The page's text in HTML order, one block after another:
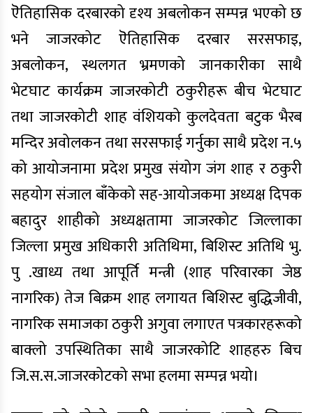
ऎतिहासिक दरबारको दृश्य अबलोकन सम्पन्न भएको छ
भने जाजरकोट ऎतिहासिक दरबार सरसफाइ,
अबलोकन, स्थलगत भ्रमणको जानकारीका साथै
भेटघाट कार्यक्रम जाजरकोटी ठकुरीहरू बीच भेटघाट
तथा जाजरकोटी शाह वंशियको कुलदेवता बटुक भैरब
मन्दिर अवोलकन तथा सरसफाई गर्नुका साथै प्रदेश न.५
को आयोजनामा प्रदेश प्रमुख संयोग जंग शाह र ठकुरी
सहयोग संजाल बाँकेको सह-आयोजकमा अध्यक्ष दिपक
बहादुर शाहीको अध्यक्षतामा जाजरकोट जिल्लाका
जिल्ला प्रमुख अधिकारी अतिथिमा, बिशिस्ट अतिथि भु.
पु .खाध्य तथा आपूर्ति मन्त्री (शाह परिवारका जेष्ठ
नागरिक) तेज बिक्रम शाह लगायत बिशिस्ट बुद्धिजीवी,
नागरिक समाजका ठकुरी अगुवा लगाएत पत्रकारहरूको
बाक्लो उपस्थितिका साथै जाजरकोटि शाहहरु बिच
जि.स.स.जाजरकोटको सभा हलमा सम्पन्न भयो।